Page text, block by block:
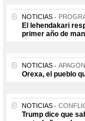
NOTICIAS
El lehendakari
primer año de
NOTICIAS APAGÓN
Orexa, el pueblo
NOTICIAS
Trump dice que